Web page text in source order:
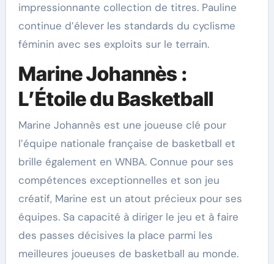
impressionnante collection de titres. Pauline
continue d’élever les standards du cyclisme
féminin avec ses exploits sur le terrain.
Marine Johannès :
L’Étoile du Basketball
Marine Johannès est une joueuse clé pour
l’équipe nationale française de basketball et
brille également en WNBA. Connue pour ses
compétences exceptionnelles et son jeu
créatif, Marine est un atout précieux pour ses
équipes. Sa capacité à diriger le jeu et à faire
des passes décisives la place parmi les
meilleures joueuses de basketball au monde.